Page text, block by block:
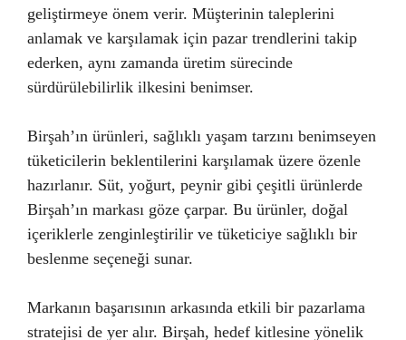
geliştirmeye önem verir. Müşterinin taleplerini
anlamak ve karşılamak için pazar trendlerini takip
ederken, aynı zamanda üretim sürecinde
sürdürülebilirlik ilkesini benimser.
Birşah’ın ürünleri, sağlıklı yaşam tarzını benimseyen
tüketicilerin beklentilerini karşılamak üzere özenle
hazırlanır. Süt, yoğurt, peynir gibi çeşitli ürünlerde
Birşah’ın markası göze çarpar. Bu ürünler, doğal
içeriklerle zenginleştirilir ve tüketiciye sağlıklı bir
beslenme seçeneği sunar.
Markanın başarısının arkasında etkili bir pazarlama
stratejisi de yer alır. Birşah, hedef kitlesine yönelik